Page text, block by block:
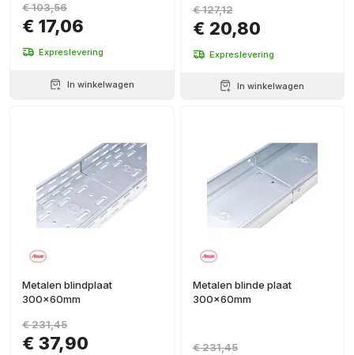
€ 17,06
€ 103,56
Expreslevering
In winkelwagen
€ 20,80
€ 127,12
Expreslevering
In winkelwagen
Metalen blindplaat
300x60mm
€ 37,90
€ 231,45
Metalen blinde plaat
300x60mm
€ 231,45